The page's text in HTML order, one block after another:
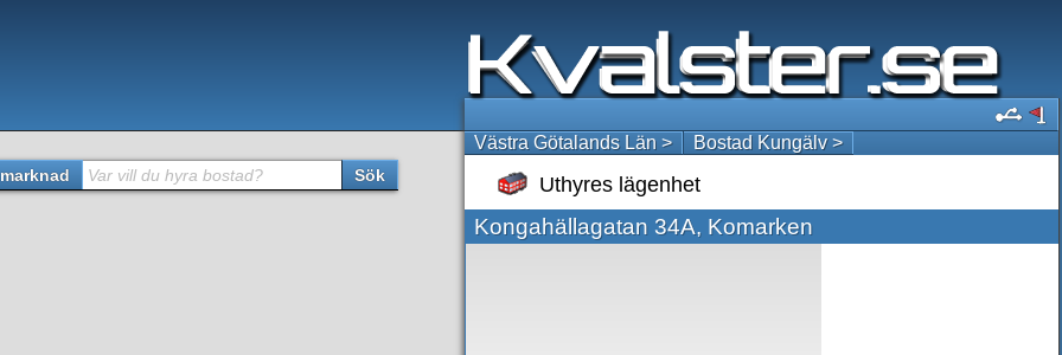
Västra Götalands Län > Bostad Kungälv >
Uthyres lägenhet
Kongahällagatan 34A, Komarken
Var vill du hyra bostad? Sök